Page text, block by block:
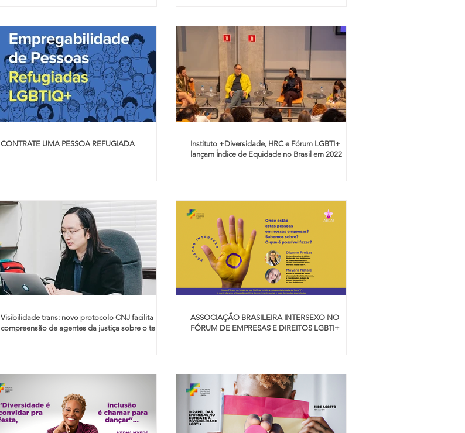
CONTRATE UMA PESSOA REFUGIADA
Instituto +Diversidade, HRC e Fórum LGBTI+
lançam Índice de Equidade no Brasil em 2022
Visibilidade trans: novo protocolo CNJ facilita
compreensão de agentes da justiça sobre o tema.
ASSOCIAÇÃO BRASILEIRA INTERSEXO NO
FÓRUM DE EMPRESAS E DIREITOS LGBTI+